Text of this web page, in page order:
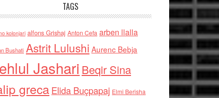
TAGS
kolonjari alfons Grishaj Anton Cefa arben llalla
Bushati Astrit Lulushi Aurenc Bebja
Jashari Beqir Sina
grecaElida Buçpapaj Elmi Berisha